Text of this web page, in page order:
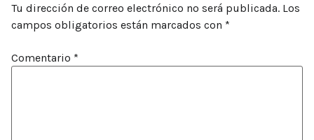
Tu dirección de correo electrónico no será publicada. Los
campos obligatorios están marcados con *
Comentario *